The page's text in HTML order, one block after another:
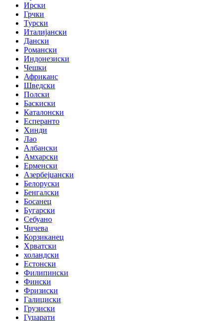
Ирски
Грчки
Турски
Италијански
Дански
Романски
Индонезиски
Чешки
Африканс
Шведски
Полски
Баскиски
Каталонски
Есперанто
Хинди
Лао
Албански
Амхарски
Ерменски
Азербејџански
Белоруски
Бенгалски
Босанец
Бугарски
Себуано
Чичева
Корзиканец
Хрватски
холандски
Естонски
Филипински
Фински
Фризиски
Галициски
Грузиски
Гуџарати